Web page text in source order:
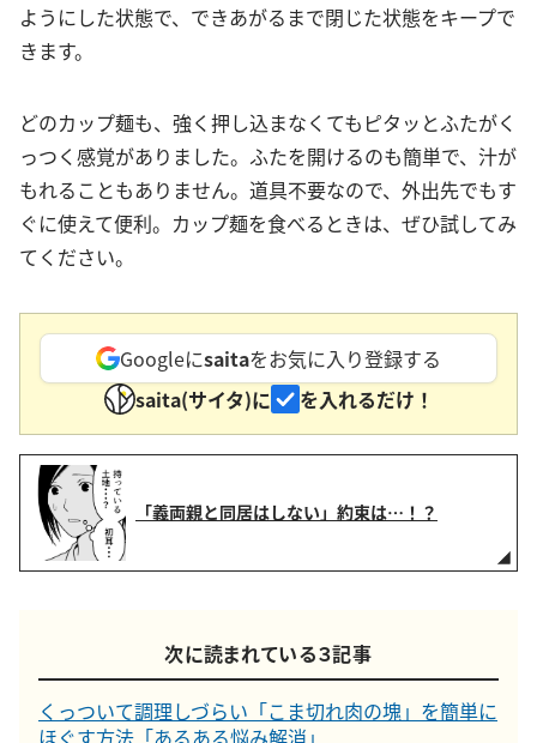
ようにした状態で、できあがるまで閉じた状態をキープで
きます。
どのカップ麺も、強く押し込まなくてもピタッとふたがく
っつく感覚がありました。ふたを開けるのも簡単で、汁が
もれることもありません。道具不要なので、外出先でもす
ぐに使えて便利。カップ麺を食べるときは、ぜひ試してみ
てください。
Googleにsaitaをお気に入り登録する
saita(サイタ)に
を入れるだけ！
「義両親と同居はしない」約束は…！？
次に読まれている３記事
くっついて調理しづらい「こま切れ肉の塊」を簡単に
ほぐす方法「あるある悩み解消」